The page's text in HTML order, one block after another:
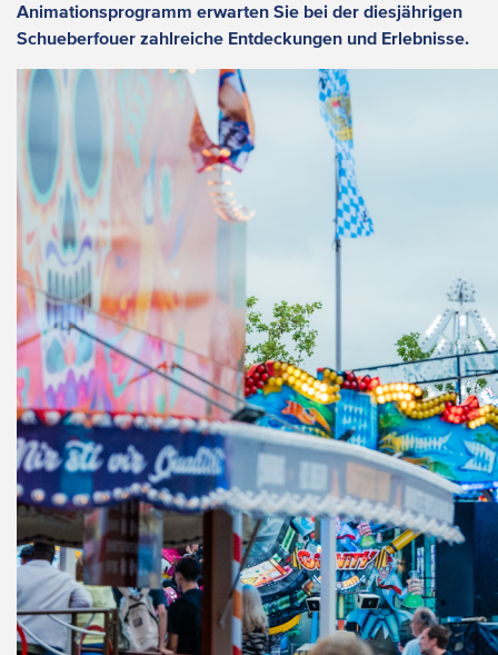
Animationsprogramm erwarten Sie bei der diesjährigen
Schueberfouer zahlreiche Entdeckungen und Erlebnisse.